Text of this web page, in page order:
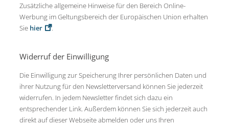
Zusätzliche allgemeine Hinweise für den Bereich Online-
Werbung im Geltungsbereich der Europäischen Union erhalten
Sie hier .
Widerruf der Einwilligung
Die Einwilligung zur Speicherung Ihrer persönlichen Daten und
ihrer Nutzung für den Newsletterversand können Sie jederzeit
widerrufen. In jedem Newsletter findet sich dazu ein
entsprechender Link. Außerdem können Sie sich jederzeit auch
direkt auf dieser Webseite abmelden oder uns Ihren